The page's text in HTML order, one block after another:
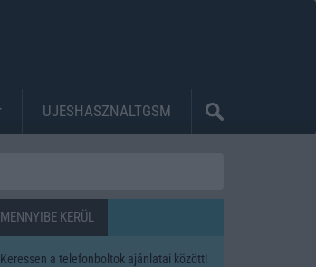
UJESHASZNALTGSM
MENNYIBE KERÜL
Keressen a telefonboltok ajánlatai között!